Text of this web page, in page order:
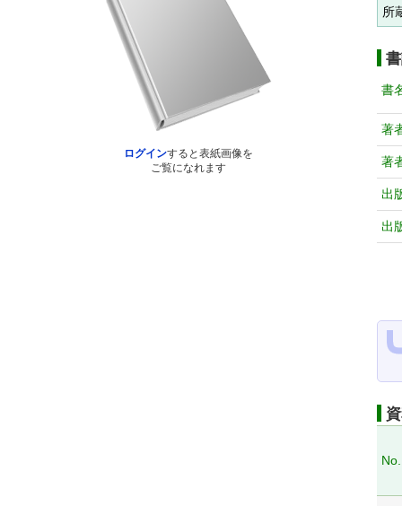
ログインすると表紙画像を
ご覧になれます
所
書
著
著
出
出
No.